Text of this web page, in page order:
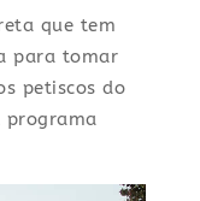
que tem
para tomar
petiscos do
programa